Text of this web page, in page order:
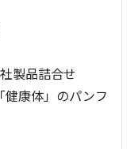
上
品詰合せ
体」のパンフ